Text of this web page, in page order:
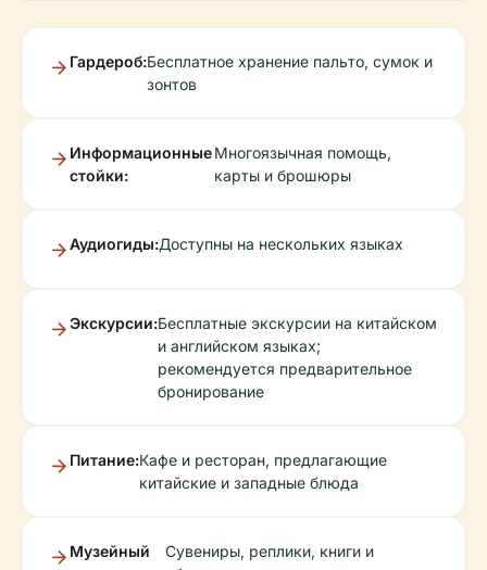
Гардероб:Бесплатное хранение пальто, сумок и
зонтов
Информационные
стойки:
Многоязычная помощь,
карты и брошюры
Аудиогиды:Доступны на нескольких языках
Экскурсии:Бесплатные экскурсии на китайском
и английском языках;
рекомендуется предварительное
бронирование
Питание:Кафе и ресторан, предлагающие
китайские и западные блюда
Музейный
Сувениры, реплики, книги и